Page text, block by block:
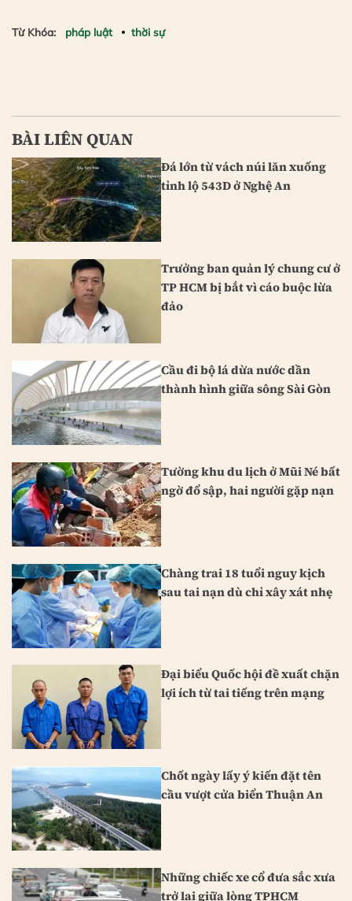
Từ Khóa: pháp luật thời sự
BÀI LIÊN QUAN
Đá lớn từ vách núi lăn xuống
tỉnh lộ 543D ở Nghệ An
Trưởng ban quản lý chung cư ở
TP HCM bị bắt vì cáo buộc lừa
đảo
Cầu đi bộ lá dừa nước dần
thành hình giữa sông Sài Gòn
Tường khu du lịch ở Mũi Né bất
ngờ đổ sập, hai người gặp nạn
Chàng trai 18 tuổi nguy kịch
sau tai nạn dù chỉ xây xát nhẹ
Đại biểu Quốc hội đề xuất chặn
lợi ích từ tai tiếng trên mạng
Chốt ngày lấy ý kiến đặt tên
cầu vượt cửa biển Thuận An
Những chiếc xe cổ đưa sắc xưa
trở lại giữa lòng TPHCM